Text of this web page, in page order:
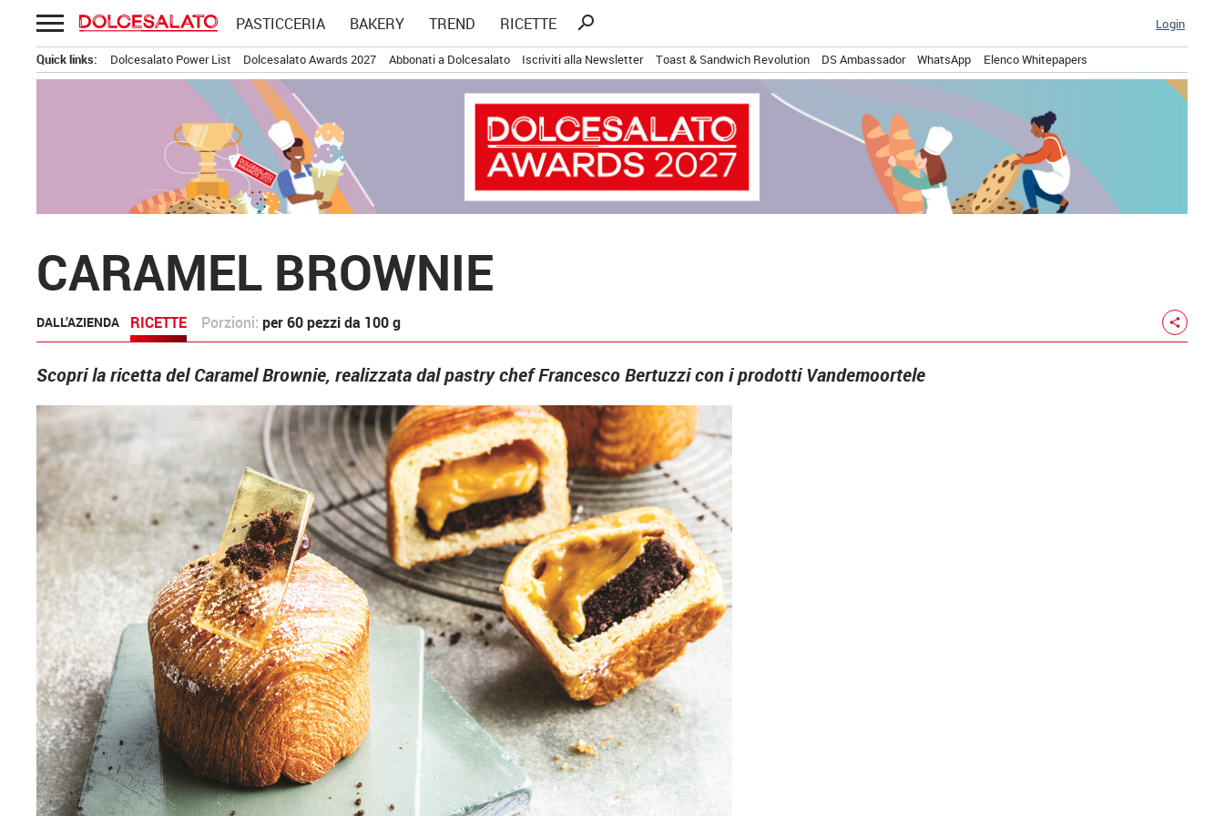
Passa
al
contenuto
PASTICCERIA BAKERY TREND RICETTE
Ricerca
search Login
Quick links: Dolcesalato Power List Dolcesalato Awards 2027 Abbonati a Dolcesalato Iscriviti alla Newsletter Toast & Sandwich Revolution DS Ambassador WhatsApp Elenco Whitepapers
CARAMEL BROWNIE
DALL’AZIENDA RICETTE Porzioni: per 60 pezzi da 100 g share
Scopri la ricetta del Caramel Brownie, realizzata dal pastry chef Francesco Bertuzzi con i prodotti Vandemoortele